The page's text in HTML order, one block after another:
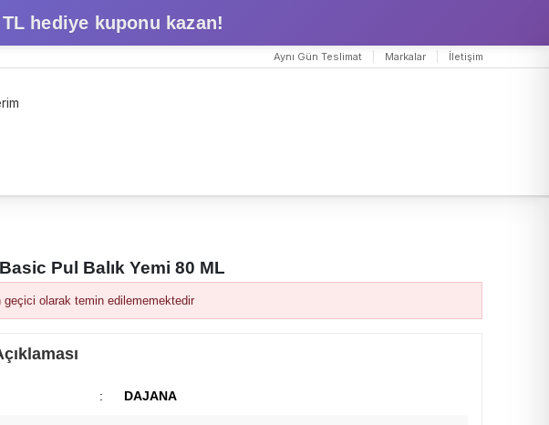
hediye kuponu kazan!
Aynı Gün Teslimat Markalar İletişim
Pul Balık Yemi 80 ML
olarak temin edilememektedir
: DAJANA